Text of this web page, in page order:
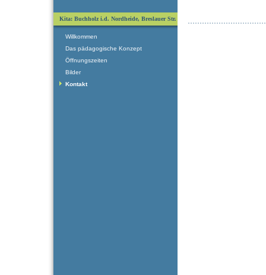
Kita: Buchholz i.d. Nordheide, Breslauer Str.
Willkommen
Das pädagogische Konzept
Öffnungszeiten
Bilder
Kontakt